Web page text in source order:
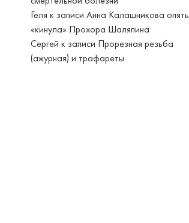
Геля к записиАнна Калашникова опять
«кинула» Прохора Шаляпина
Сергей к записи Прорезная резьба
(ажурная) и трафареты